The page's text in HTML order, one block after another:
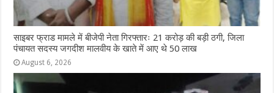
साइबर फ्राड मामले में बीजेपी नेता गिरफ्तारः 21 करोड़ की बड़ी ठगी, जिला
पंचायत सदस्य जगदीश मालवीय के खाते में आए थे 50 लाख
August 6, 2026